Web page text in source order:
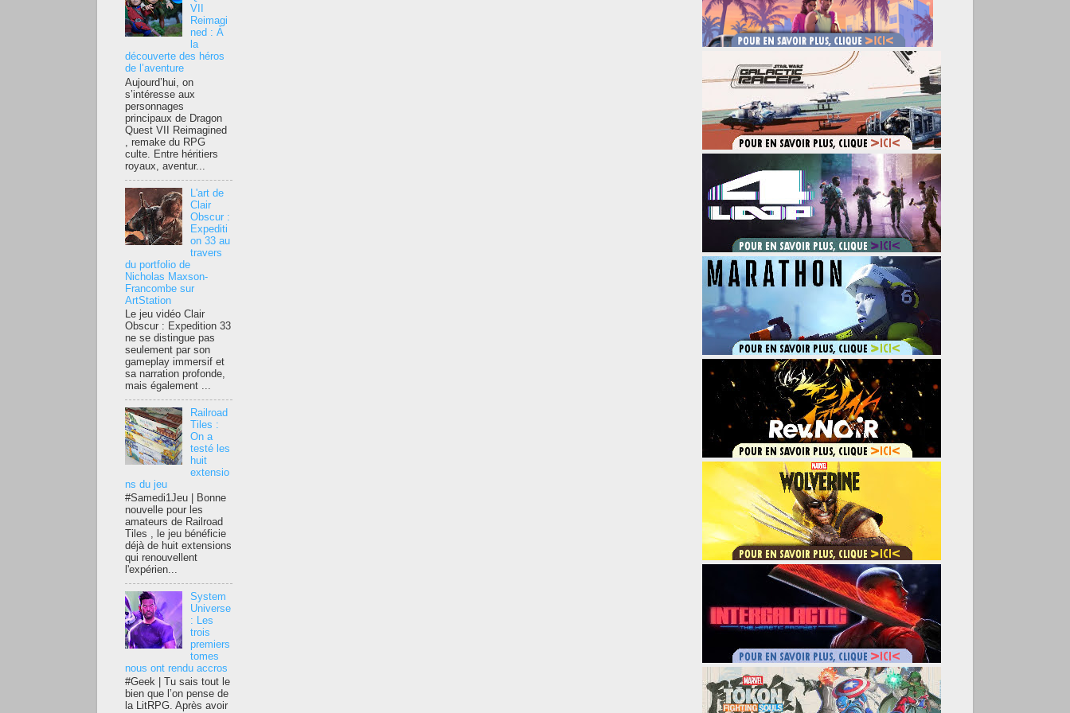
VII
Reimagi
ned : À
la
découverte des héros
de l’aventure
Aujourd’hui, on
s’intéresse aux
personnages
principaux de Dragon
Quest VII Reimagined
, remake du RPG
culte. Entre héritiers
royaux, aventur...
L'art de
Clair
Obscur :
Expediti
on 33 au
travers
du portfolio de
Nicholas Maxson-
Francombe sur
ArtStation
Le jeu vidéo Clair
Obscur : Expedition 33
ne se distingue pas
seulement par son
gameplay immersif et
sa narration profonde,
mais également ...
Railroad
Tiles :
On a
testé les
huit
extensio
ns du jeu
#Samedi1Jeu | Bonne
nouvelle pour les
amateurs de Railroad
Tiles , le jeu bénéficie
déjà de huit extensions
qui renouvellent
l'expérien...
System
Universe
: Les
trois
premiers
tomes
nous ont rendu accros
#Geek | Tu sais tout le
bien que l’on pense de
la LitRPG. Après avoir